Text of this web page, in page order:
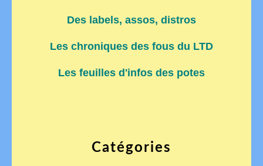
Catégories
Des labels, assos, distros
Les chroniques des fous du LTD
Les feuilles d'infos des potes